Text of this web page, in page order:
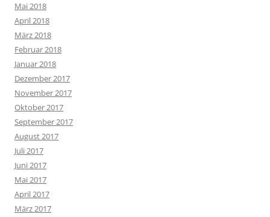
Mai 2018
April 2018
März 2018
Februar 2018
Januar 2018
Dezember 2017
November 2017
Oktober 2017
September 2017
August 2017
Juli 2017
Juni 2017
Mai 2017
April 2017
März 2017